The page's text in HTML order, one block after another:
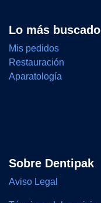
Lo más buscado
Mis pedidos
Restauración
Aparatología
Sobre Dentipak
Aviso Legal